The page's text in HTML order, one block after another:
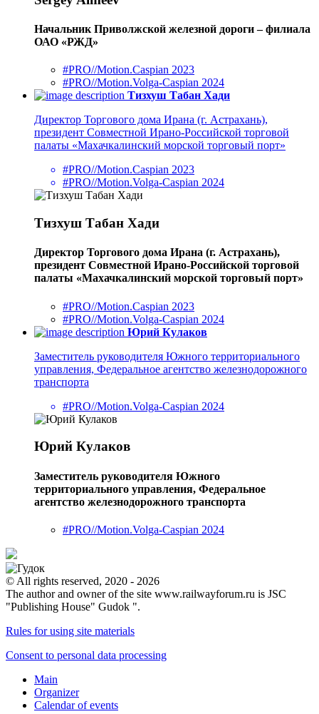
Начальник Приволжской железной дороги – филиала
ОАО «РЖД»
#PRO//Motion.Caspian 2023
#PRO//Motion.Volga-Caspian 2024
Тизхуш Табан Хади
Директор Торгового дома Ирана (г. Астрахань),
президент Совместной Ирано-Российской торговой
палаты «Махачкалинский морской торговый порт»
#PRO//Motion.Caspian 2023
#PRO//Motion.Volga-Caspian 2024
Тизхуш Табан Хади
Директор Торгового дома Ирана (г. Астрахань),
президент Совместной Ирано-Российской торговой
палаты «Махачкалинский морской торговый порт»
#PRO//Motion.Caspian 2023
#PRO//Motion.Volga-Caspian 2024
Юрий Кулаков
Заместитель руководителя Южного территориального
управления, Федеральное агентство железнодорожного
транспорта
#PRO//Motion.Volga-Caspian 2024
Юрий Кулаков
Заместитель руководителя Южного
территориального управления, Федеральное
агентство железнодорожного транспорта
#PRO//Motion.Volga-Caspian 2024
© All rights reserved, 2020 - 2026
The author and owner of the site www.railwayforum.ru is JSC
"Publishing House" Gudok ".
Rules for using site materials
Consent to personal data processing
Main
Organizer
Calendar of events